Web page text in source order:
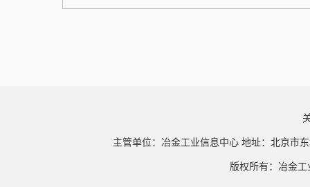
主管单位：冶金工业信息中心 地址：北京市
版权所有：冶金